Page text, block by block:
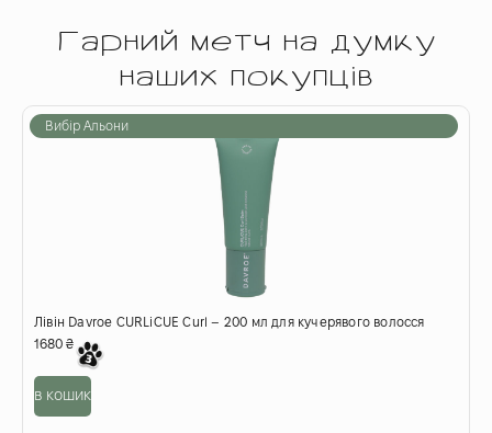
Гарний метч на думку
наших покупців
Вибір Альони
Лівін Davroe CURLiCUE Curl – 200 мл для кучерявого волосся
1680 ₴
в кошик